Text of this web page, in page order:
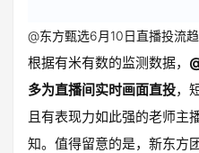
@东方甄选6月10日直播投流
根据有米有数的监测数据，
多为直播间实时画面直投，
且有表现力如此强的老师主
知。值得留意的是，新东方